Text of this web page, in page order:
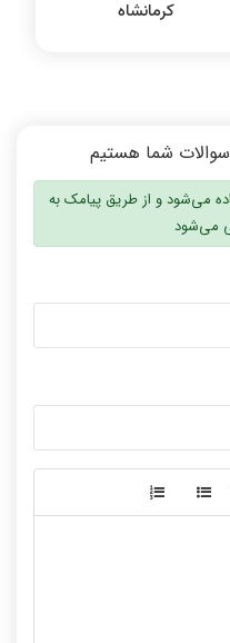
کرمانشاه
شما هستیم
می‌شود و از طریق پیامک به
می‌شود
-
-